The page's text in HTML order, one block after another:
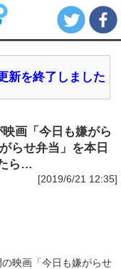
新を終了しました
画「今日も嫌がら
らせ弁当」を本日
ら…
[2019/6/21 12:35]
映画「今日も嫌がらせ